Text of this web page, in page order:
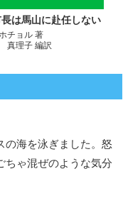
は馬山に赴任しない
チョル 著
真理子 編訳
の海を泳ぎました。怒
ちゃ混ぜのような気分